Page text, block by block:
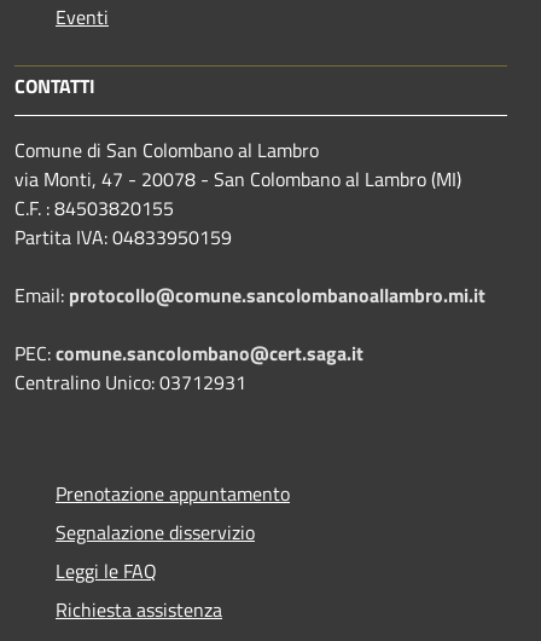
Eventi
CONTATTI
Comune di San Colombano al Lambro
via Monti, 47 - 20078 - San Colombano al Lambro (MI)
C.F. : 84503820155
Partita IVA: 04833950159
Email: protocollo@comune.sancolombanoallambro.mi.it
PEC:comune.sancolombano@cert.saga.it
Centralino Unico: 03712931
Prenotazione appuntamento
Segnalazione disservizio
Leggi le FAQ
Richiesta assistenza